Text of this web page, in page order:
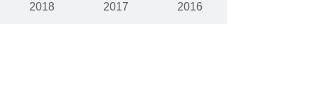
2018 2017 2016